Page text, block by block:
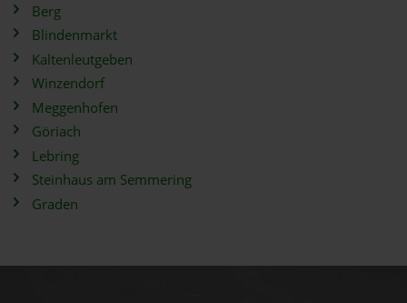
Berg
Blindenmarkt
Kaltenleutgeben
Winzendorf
Meggenhofen
Göriach
Lebring
Steinhaus am Semmering
Graden